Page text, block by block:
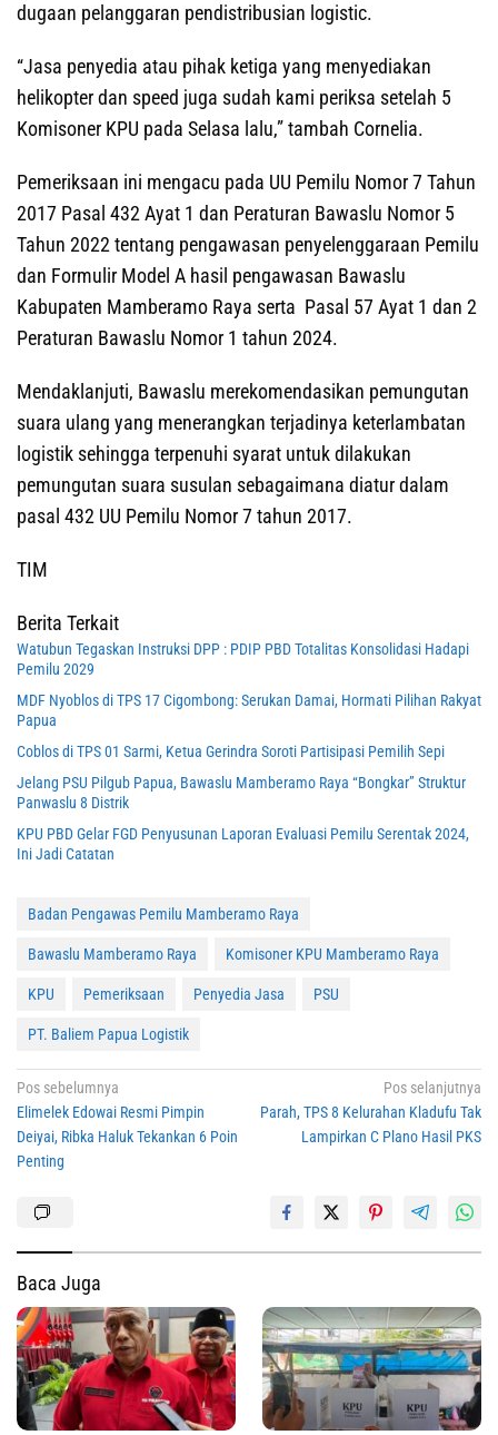
dugaan pelanggaran pendistribusian logistic.
“Jasa penyedia atau pihak ketiga yang menyediakan
helikopter dan speed juga sudah kami periksa setelah 5
Komisoner KPU pada Selasa lalu,” tambah Cornelia.
Pemeriksaan ini mengacu pada UU Pemilu Nomor 7 Tahun
2017 Pasal 432 Ayat 1 dan Peraturan Bawaslu Nomor 5
Tahun 2022 tentang pengawasan penyelenggaraan Pemilu
dan Formulir Model A hasil pengawasan Bawaslu
Kabupaten Mamberamo Raya serta Pasal 57 Ayat 1 dan 2
Peraturan Bawaslu Nomor 1 tahun 2024.
Mendaklanjuti, Bawaslu merekomendasikan pemungutan
suara ulang yang menerangkan terjadinya keterlambatan
logistik sehingga terpenuhi syarat untuk dilakukan
pemungutan suara susulan sebagaimana diatur dalam
pasal 432 UU Pemilu Nomor 7 tahun 2017.
TIM
Berita Terkait
Watubun Tegaskan Instruksi DPP : PDIP PBD Totalitas Konsolidasi Hadapi
Pemilu 2029
MDF Nyoblos di TPS 17 Cigombong: Serukan Damai, Hormati Pilihan Rakyat
Papua
Coblos di TPS 01 Sarmi, Ketua Gerindra Soroti Partisipasi Pemilih Sepi
Jelang PSU Pilgub Papua, Bawaslu Mamberamo Raya “Bongkar” Struktur
Panwaslu 8 Distrik
KPU PBD Gelar FGD Penyusunan Laporan Evaluasi Pemilu Serentak 2024,
Ini Jadi Catatan
Badan Pengawas Pemilu Mamberamo Raya
Bawaslu Mamberamo Raya Komisoner KPU Mamberamo Raya
KPU Pemeriksaan Penyedia Jasa PSU
PT. Baliem Papua Logistik
Navigasi
pos
Pos sebelumnya
Elimelek Edowai Resmi Pimpin
Deiyai, Ribka Haluk Tekankan 6 Poin
Penting
Pos selanjutnya
Parah, TPS 8 Kelurahan Kladufu Tak
Lampirkan C Plano Hasil PKS
Baca Juga